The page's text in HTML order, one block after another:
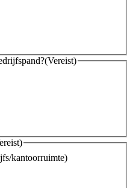
(Vereist)
kantoorruimte)